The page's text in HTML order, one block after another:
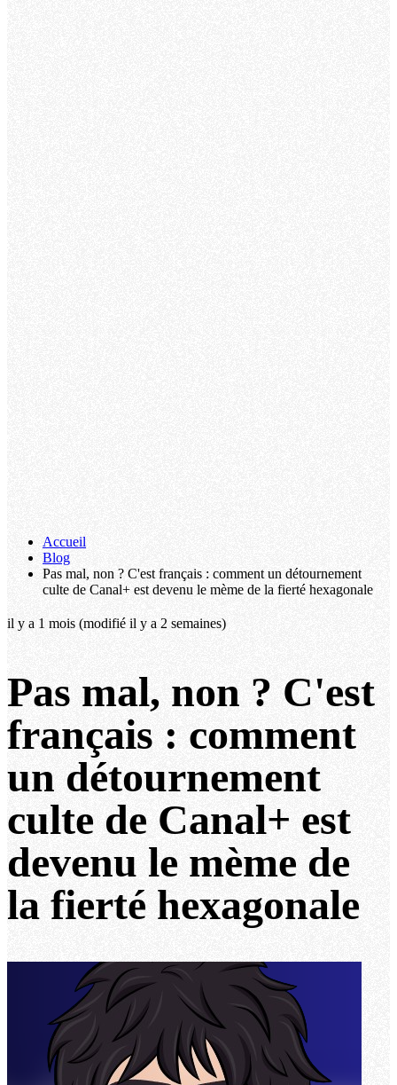
Accueil
Blog
Pas mal, non ? C'est français : comment un détournement
culte de Canal+ est devenu le mème de la fierté hexagonale
il y a 1 mois (modifié il y a 2 semaines)
Pas mal, non ? C'est
français : comment
un détournement
culte de Canal+ est
devenu le mème de
la fierté hexagonale